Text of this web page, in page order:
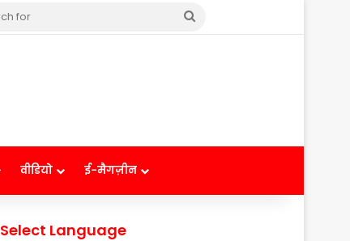
Search
वीडियो ई-मैगज़ीन
Select Language